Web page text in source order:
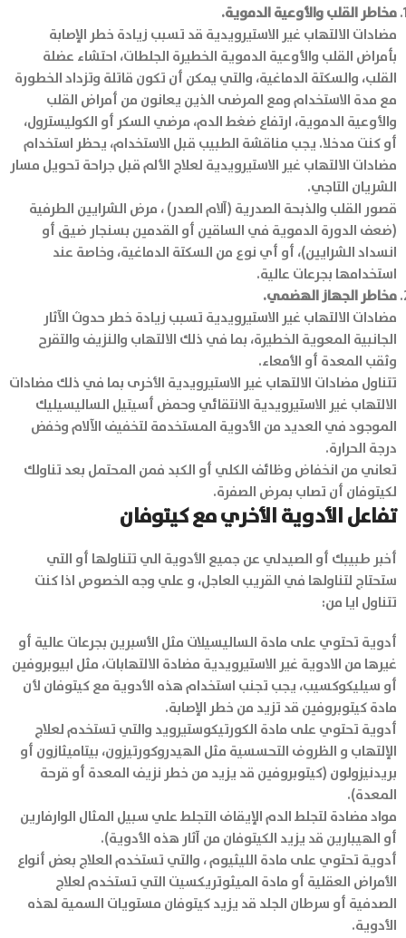
مخاطر القلب والأوعية الدموية.
مضادات الالتهاب غير الاستيرويدية قد تسبب زيادة خطر الإصابة
بأمراض القلب والأوعية الدموية الخطيرة الجلطات، احتشاء عضلة
القلب، والسكتة الدماغية، والتي يمكن أن تكون قاتلة وتزداد الخطورة
مع مدة الاستخدام ومع المرضى الذين يعانون من أمراض القلب
والأوعية الدموية، ارتفاع ضغط الدم، مرضي السكر أو الكوليسترول،
أو كنت مدخلا. يجب مناقشة الطبيب قبل الاستخدام، يحظر استخدام
مضادات الالتهاب غير الاستيرويدية لعلاج الألم قبل جراحة تحويل مسار
الشريان التاجي.
قصور القلب والذبحة الصدرية (آلام الصدر) ، مرض الشرايين الطرفية
(ضعف الدورة الدموية في الساقين أو القدمين بسنجار ضيق أو
انسداد الشرايين)، أو أي نوع من السكتة الدماغية، وخاصة عند
استخدامها بجرعات عالية.
مخاطر الجهاز الهضمي.
مضادات الالتهاب غير الاستيرويدية تسبب زيادة خطر حدوث الآثار
الجانبية المعوية الخطيرة، بما في ذلك الالتهاب والنزيف والتقرح
وثقب المعدة أو الأمعاء.
تتناول مضادات الالتهاب غير الاستيرويدية الأخرى بما في ذلك مضادات
الالتهاب غير الاستيرويدية الانتقائي وحمض أسيتيل الساليسيليك
الموجود في العديد من الأدوية المستخدمة لتخفيف الآلام وخفض
درجة الحرارة.
تعاني من انخفاض وظائف الكلي أو الكبد فمن المحتمل بعد تناولك
لكيتوفان أن تصاب بمرض الصفرة.
تفاعل الأدوية الأخري مع كيتوفان
أخبر طبيبك أو الصيدلي عن جميع الأدوية الي تتناولها أو التي
ستحتاج لتناولها في القريب العاجل، و علي وجه الخصوص اذا كنت
تتناول ايا من:
أدوية تحتوي على مادة الساليسيلات مثل الأسبرين بجرعات عالية أو
غيرها من الادوية غير الاستيرويدية مضادة الالتهابات، مثل ابيوبروفين
أو سيليكوكسيب، يجب تجنب استخدام هذه الأدوية مع كيتوفان لأن
مادة كيتوبروفين قد تزيد من خطر الإصابة.
أدوية تحتوي على مادة الكورتيكوستيرويد والتي تستخدم لعلاج
الإلتهاب و الظروف التحسسية مثل الهيدروكورتيزون، بيتاميثازون أو
بريدنيزولون (كيتوبروفين قد يزيد من خطر نزيف المعدة أو قرحة
المعدة).
مواد مضادة لتجلط الدم الإيقاف التجلط علي سبيل المثال الوارفارين
أو الهيبارين قد يزيد الكيتوفان من آثار هذه الأدوية).
أدوية تحتوي على مادة الليثيوم ، والتي تستخدم العلاج بعض أنواع
الأمراض العقلية أو مادة الميثوتريكسيت التي تستخدم لعلاج
الصدفية أو سرطان الجلد قد يزيد كيتوفان مستويات السمية لهذه
الأدوية.